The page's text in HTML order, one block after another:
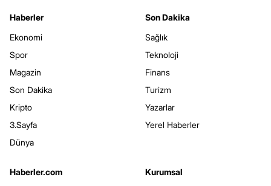
Haberler
Ekonomi
Spor
Magazin
Son Dakika
Kripto
3.Sayfa
Dünya
Son Dakika
Sağlık
Teknoloji
Finans
Turizm
Yazarlar
Yerel Haberler
Haberler.com
Kurumsal